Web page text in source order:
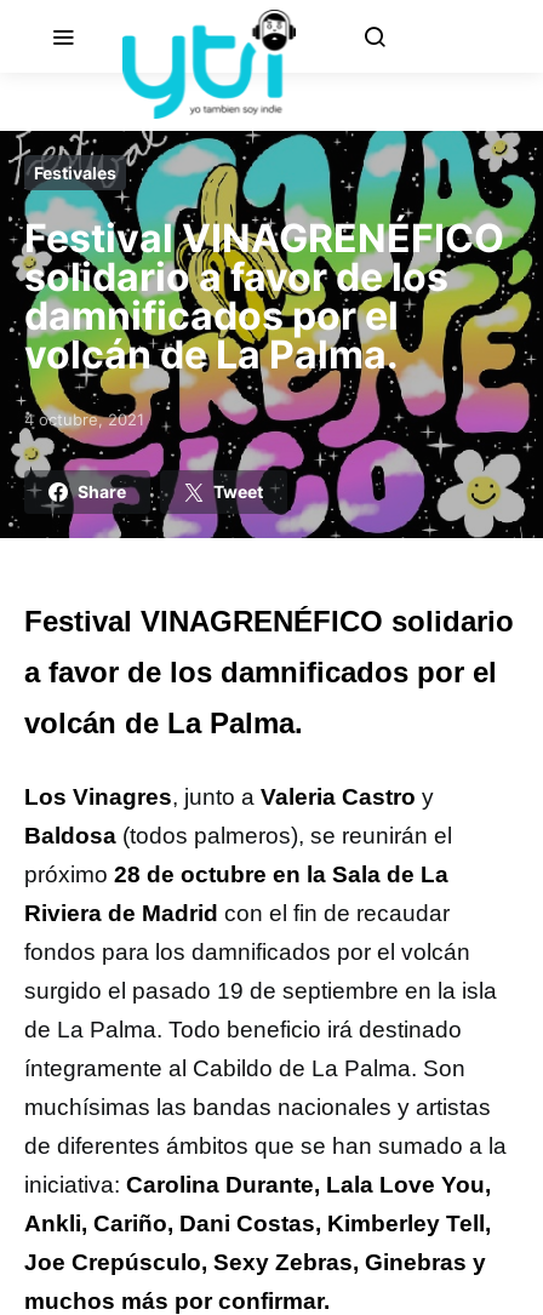
Festivales
Festival VINAGRENÉFICO
solidario a favor de los
damnificados por el
volcán de La Palma.
Posted on
4 octubre, 2021
Share Tweet
Festival VINAGRENÉFICO solidario
a favor de los damnificados por el
volcán de La Palma.
Los Vinagres, junto a Valeria Castro y
Baldosa (todos palmeros), se reunirán el
próximo 28 de octubre en la Sala de La
Riviera de Madrid con el fin de recaudar
fondos para los damnificados por el volcán
surgido el pasado 19 de septiembre en la isla
de La Palma. Todo beneficio irá destinado
íntegramente al Cabildo de La Palma. Son
muchísimas las bandas nacionales y artistas
de diferentes ámbitos que se han sumado a la
iniciativa: Carolina Durante, Lala Love You,
Ankli, Cariño, Dani Costas, Kimberley Tell,
Joe Crepúsculo, Sexy Zebras, Ginebras y
muchos más por confirmar.